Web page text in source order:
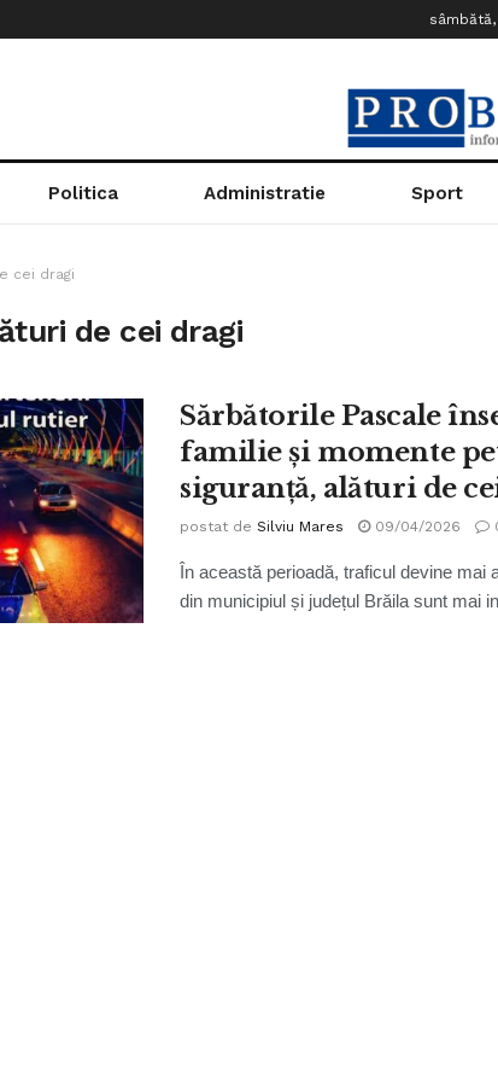
Politica Administratie Sport
cei dragi
de cei dragi
Sărbătorile Pascale
familie și momente
siguranță, alături de
postat de Silviu Mares 09/04/2026
În această perioadă, traficul devine mai
din municipiul și județul Brăila sunt mai